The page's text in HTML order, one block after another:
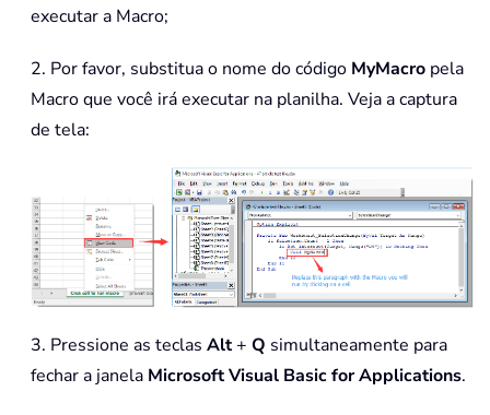
executar a Macro;
2. Por favor, substitua o nome do código MyMacro pela
Macro que você irá executar na planilha. Veja a captura
de tela:
3. Pressione as teclas Alt+ Q simultaneamente para
fechar a janela Microsoft Visual Basic for Applications.